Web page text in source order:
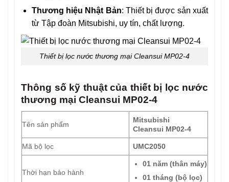
Thương hiệu Nhật Bản: Thiết bị được sản xuất
từ Tập đoàn Mitsubishi, uy tín, chất lượng.
Thiết bị lọc nước thương mại Cleansui MP02-4
Thông số kỹ thuật của thiết bị lọc nước
thương mại Cleansui MP02-4
Tên sản phẩm
Mitsubishi
Cleansui MP02-4
Mã bộ lọc UMC2050
Thời hạn bảo hành
01 năm (thân máy)
01 tháng (bộ lọc)